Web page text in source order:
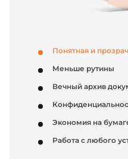
Понятная и
Меньше рутины
Вечный архив
Экономия на
Работа с любого